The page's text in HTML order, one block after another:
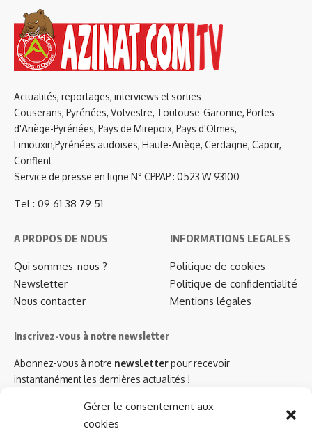
Gérer le consentement aux
cookies
Actualités, reportages, interviews et sorties
Couserans, Pyrénées, Volvestre, Toulouse-Garonne, Portes
d'Ariège-Pyrénées, Pays de Mirepoix, Pays d'Olmes,
Limouxin,Pyrénées audoises, Haute-Ariège, Cerdagne, Capcir,
Conflent
Service de presse en ligne N° CPPAP : 0523 W 93100
Tel : 09 61 38 79 51
A PROPOS DE NOUS
Qui sommes-nous ?
Newsletter
Nous contacter
INFORMATIONS LEGALES
Politique de cookies
Politique de confidentialité
Mentions légales
Inscrivez-vous à notre newsletter
Abonnez-vous à notre newsletterpour recevoir
instantanément les dernières actualités !
Azinat.com TV soutient